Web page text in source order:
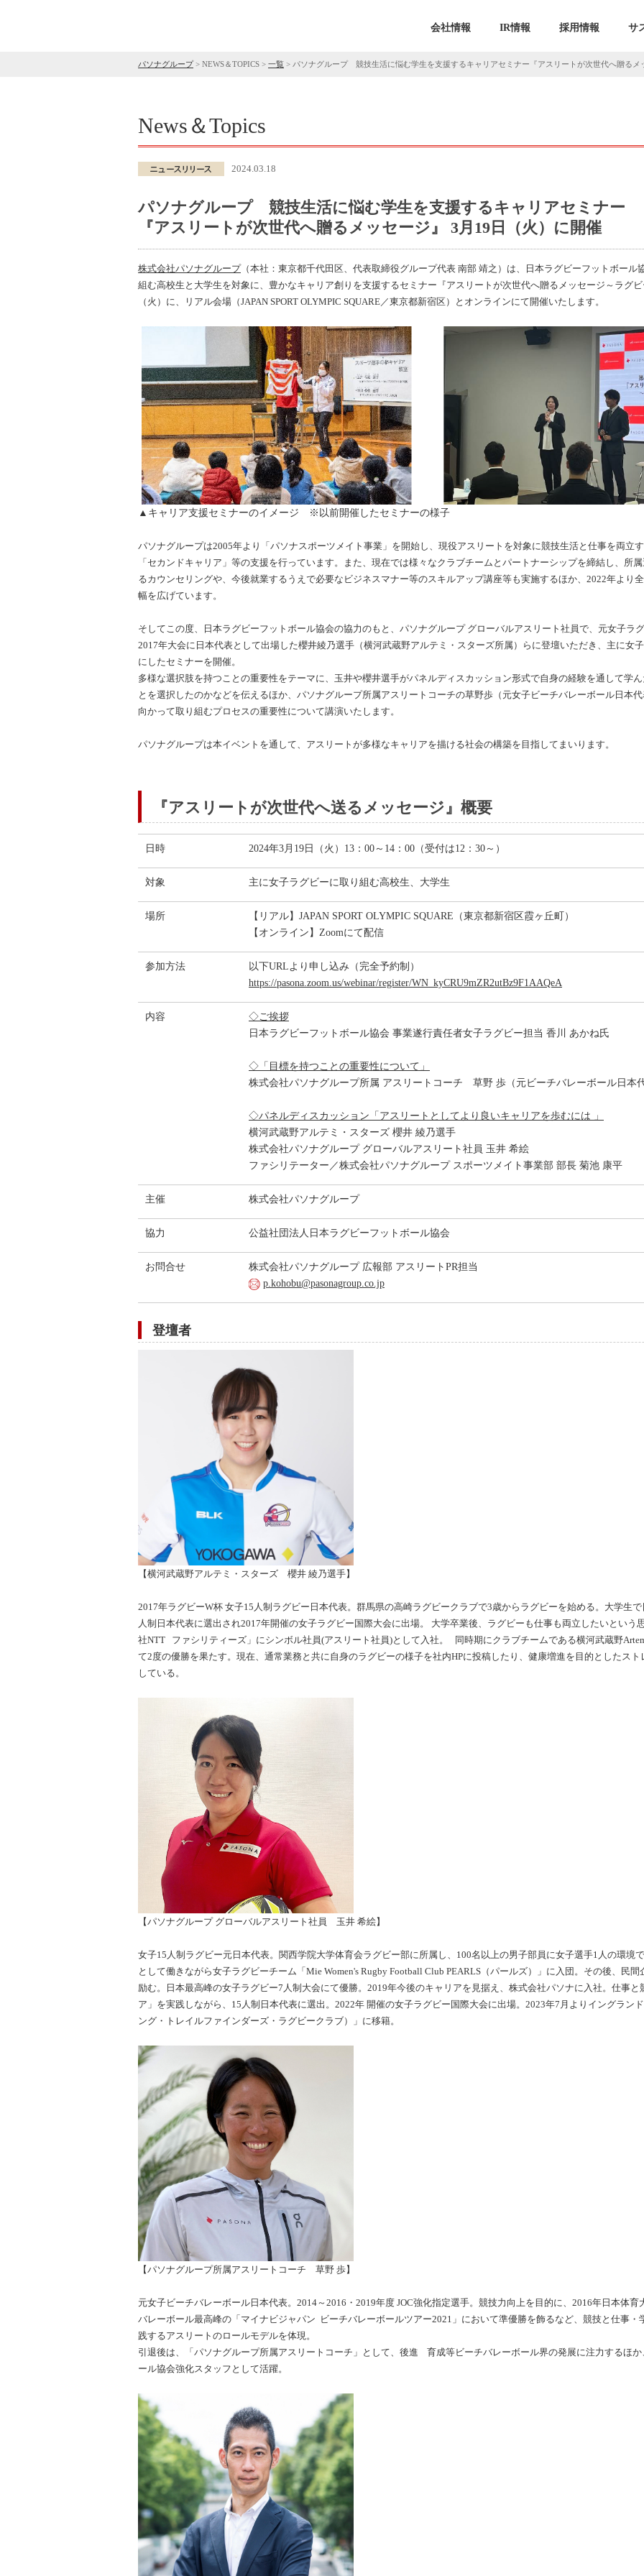
会社情報 IR情報 採用情報 サ
パソナグループ> NEWS＆TOPICS > 一覧 > パソナグループ 競技生活に悩む学生を支援するキャリアセミナー『アスリートが次世代へ贈るメ
News＆Topics
2024.03.18
パソナグループ 競技生活に悩む学生を支援するキャリアセミナー
『アスリートが次世代へ贈るメッセージ』 3月19日（火）に開催
株式会社パソナグループ（本社：東京都千代田区、代表取締役グループ代表 南部 靖之）は、日本ラグビーフットボール
組む高校生と大学生を対象に、豊かなキャリア創りを支援するセミナー『アスリートが次世代へ贈るメッセージ～ラグ
（火）に、リアル会場（JAPAN SPORT OLYMPIC SQUARE／東京都新宿区）とオンラインにて開催いたします。
▲キャリア支援セミナーのイメージ ※以前開催したセミナーの様子
パソナグループは2005年より「パソナスポーツメイト事業」を開始し、現役アスリートを対象に競技生活と仕事を両立
「セカンドキャリア」等の支援を行っています。また、現在では様々なクラブチームとパートナーシップを締結し、所
るカウンセリングや、今後就業するうえで必要なビジネスマナー等のスキルアップ講座等も実施するほか、2022年より
幅を広げています。
そしてこの度、日本ラグビーフットボール協会の協力のもと、パソナグループ グローバルアスリート社員で、元女子ラ
2017年大会に日本代表として出場した櫻井綾乃選手（横河武蔵野アルテミ・スターズ所属）らに登壇いただき、主に女
にしたセミナーを開催。
多様な選択肢を持つことの重要性をテーマに、玉井や櫻井選手がパネルディスカッション形式で自身の経験を通して学
とを選択したのかなどを伝えるほか、パソナグループ所属アスリートコーチの草野歩（元女子ビーチバレーボール日本
向かって取り組むプロセスの重要性について講演いたします。
パソナグループは本イベントを通して、アスリートが多様なキャリアを描ける社会の構築を目指してまいります。
『アスリートが次世代へ送るメッセージ』概要
日時 2024年3月19日（火）13：00～14：00（受付は12：30～）
対象 主に女子ラグビーに取り組む高校生、大学生
場所
【リアル】JAPAN SPORT OLYMPIC SQUARE（東京都新宿区霞ヶ丘町）
【オンライン】Zoomにて配信
参加方法
以下URLより申し込み（完全予約制）
https://pasona.zoom.us/webinar/register/WN_kyCRU9mZR2utBz9F1AAQeA
内容
◇ご挨拶
日本ラグビーフットボール協会 事業遂行責任者女子ラグビー担当 香川 あかね氏
◇「目標を持つことの重要性について」
株式会社パソナグループ所属 アスリートコーチ 草野 歩（元ビーチバレーボール日本
◇パネルディスカッション「アスリートとしてより良いキャリアを歩むには 」
横河武蔵野アルテミ・スターズ 櫻井 綾乃選手
株式会社パソナグループ グローバルアスリート社員 玉井 希絵
ファシリテーター／株式会社パソナグループ スポーツメイト事業部 部長 菊池 康平
主催 株式会社パソナグループ
協力 公益社団法人日本ラグビーフットボール協会
お問合せ
株式会社パソナグループ 広報部 アスリートPR担当
p.kohobu@pasonagroup.co.jp
登壇者
【横河武蔵野アルテミ・スターズ 櫻井 綾乃選手】
2017年ラグビーW杯 女子15人制ラグビー日本代表。群馬県の高崎ラグビークラブで3歳からラグビーを始める。大学生
人制日本代表に選出され2017年開催の女子ラグビー国際大会に出場。 大学卒業後、ラグビーも仕事も両立したいという
社NTT ファシリティーズ」にシンボル社員(アスリート社員)として入社。 同時期にクラブチームである横河武蔵野
て2度の優勝を果たす。現在、通常業務と共に自身のラグビーの様子を社内HPに投稿したり、健康増進を目的としたス
している。
【パソナグループ グローバルアスリート社員 玉井 希絵】
女子15人制ラグビー元日本代表。関西学院大学体育会ラグビー部に所属し、100名以上の男子部員に女子選手1人の環境
として働きながら女子ラグビーチーム「Mie Women's Rugby Football Club PEARLS（パールズ）」に入団。その後、民
励む。日本最高峰の女子ラグビー7人制大会にて優勝。2019年今後のキャリアを見据え、株式会社パソナに入社。仕事
ア」を実践しながら、15人制日本代表に選出。2022年 開催の女子ラグビー国際大会に出場。2023年7月よりイングラン
ング・トレイルファインダーズ・ラグビークラブ）」に移籍。
【パソナグループ所属アスリートコーチ 草野 歩】
元女子ビーチバレーボール日本代表。2014～2016・2019年度 JOC強化指定選手。競技力向上を目的に、2016年日本体
バレーボール最高峰の「マイナビジャパン ビーチバレーボールツアー2021」において準優勝を飾るなど、競技と仕事
践するアスリートのロールモデルを体現。
引退後は、「パソナグループ所属アスリートコーチ」として、後進 育成等ビーチバレーボール界の発展に注力するほ
ール協会強化スタッフとして活躍。